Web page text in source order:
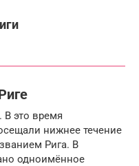
В это время
нижнее течение
Рига. В
одноимённое